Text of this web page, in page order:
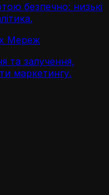
безпечно: низькі
Мереж
та залучення,
маркетингу.